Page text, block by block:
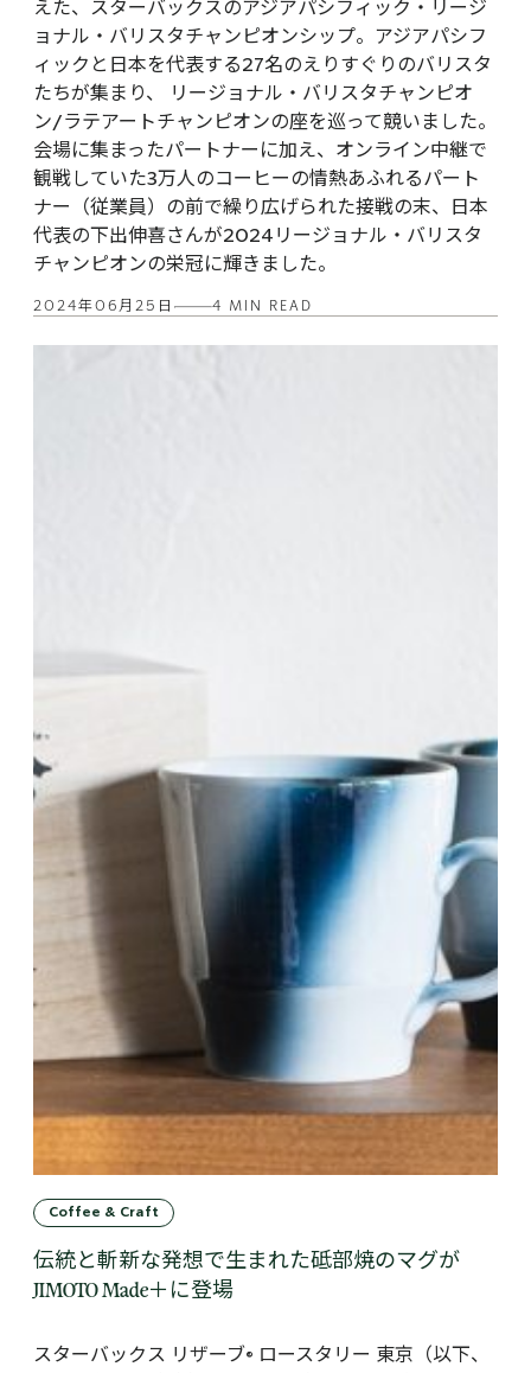
えた、スターバックスのアジアパシフィック・リージ
ョナル・バリスタチャンピオンシップ。アジアパシフ
ィックと日本を代表する27名のえりすぐりのバリスタ
たちが集まり、 リージョナル・バリスタチャンピオ
ン/ラテアートチャンピオンの座を巡って競いました。
会場に集まったパートナーに加え、オンライン中継で
観戦していた3万人のコーヒーの情熱あふれるパート
ナー（従業員）の前で繰り広げられた接戦の末、日本
代表の下出伸喜さんが2024リージョナル・バリスタ
チャンピオンの栄冠に輝きました。
2024年06月25日 4 MIN READ
Coffee & Craft
伝統と斬新な発想で生まれた砥部焼のマグが
JIMOTO Made＋に登場
スターバックス リザーブ® ロースタリー 東京（以下、